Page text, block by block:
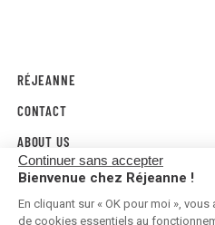
Continuer sans accepter
Bienvenue chez Réjeanne !
En cliquant sur « OK pour moi »,
de cookies essentiels au
RÉJEANNE
Referral
FAQ
E-gift card
CONTACT
Contact us
Press
ABOUT US
Legal Conditions & Terms and
Shipping & Returns